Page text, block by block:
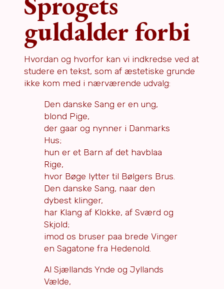
guldalder forbi
Hvordan og hvorfor kan vi indkredse ved at
studere en tekst, som af æstetiske grunde
ikke kom med i nærværende udvalg:
Den danske Sang er en ung,
blond Pige,
der gaar og nynner i Danmarks
Hus;
hun er et Barn af det havblaa
Rige,
hvor Bøge lytter til Bølgers Brus.
Den danske Sang, naar den
dybest klinger,
har Klang af Klokke, af Sværd og
Skjold;
imod os bruser paa brede Vinger
en Sagatone fra Hedenold.
Al Sjællands Ynde og Jyllands
Vælde,